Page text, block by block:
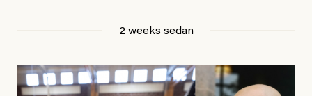
utpekas som israelisk infiltratör”. Enligt ingressen
2 weeks sedan